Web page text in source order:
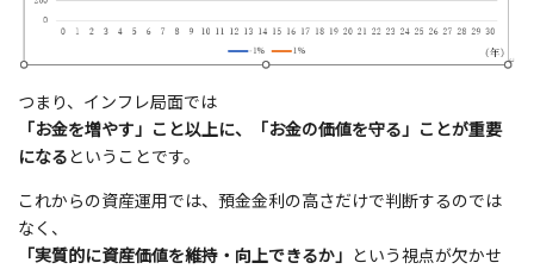
つまり、インフレ局面では
「お金を増やす」こと以上に、「お金の価値を守る」ことが重要
になるということです。
これからの資産運用では、預金金利の高さだけで判断するのでは
なく、
「実質的に資産価値を維持・向上できるか」 という視点が欠かせ